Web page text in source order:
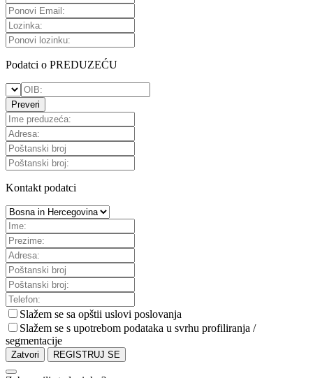
Podatci o PREDUZEĆU
Preveri
Kontakt podatci
Slažem se sa opštii uslovi poslovanja
Slažem se s upotrebom podataka u svrhu profiliranja /
segmentacije
Zatvori REGISTRUJ SE